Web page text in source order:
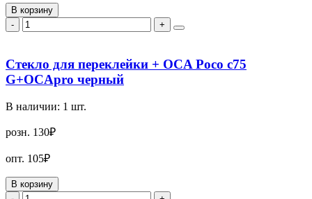
В корзину
-
+
Стекло для переклейки + OCA Poco c75
G+OCApro черный
В наличии: 1 шт.
розн. 130₽
опт. 105₽
В корзину